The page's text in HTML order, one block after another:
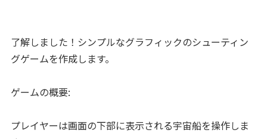
了解しました！シンプルなグラフィックのシューティン
グゲームを作成します。
ゲームの概要:
プレイヤーは画面の下部に表示される宇宙船を操作しま